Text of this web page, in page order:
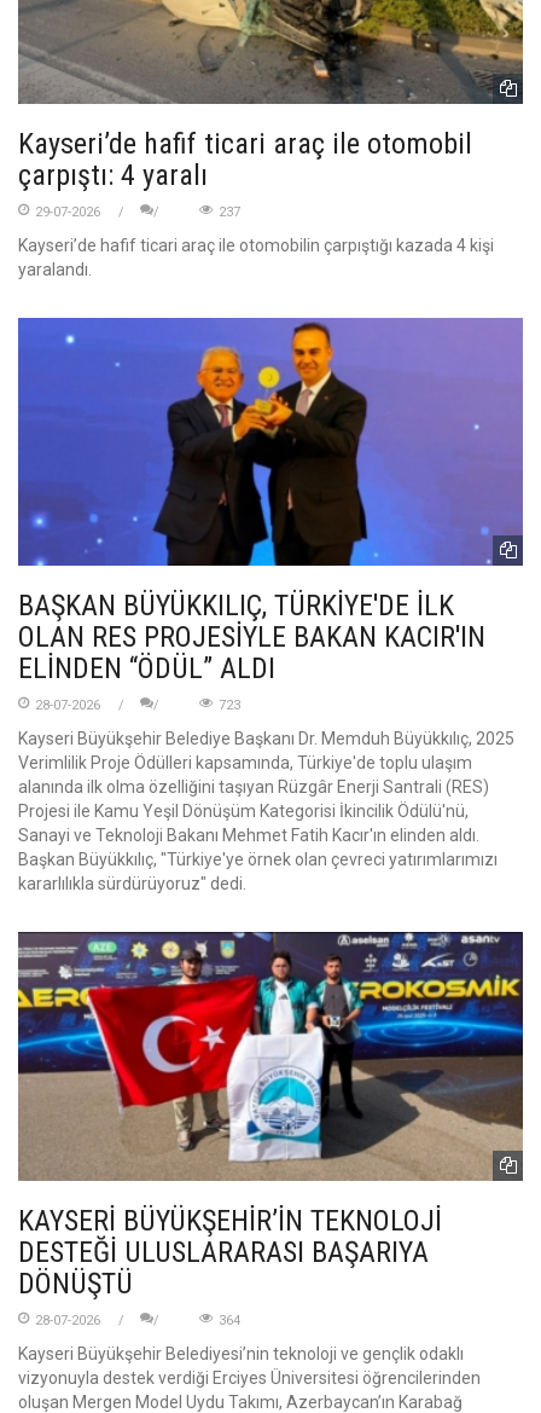
Kayseri’de hafif ticari araç ile otomobil
çarpıştı: 4 yaralı
29-07-2026 237
Kayseri’de hafif ticari araç ile otomobilin çarpıştığı kazada 4 kişi
yaralandı.
BAŞKAN BÜYÜKKILIÇ, TÜRKİYE'DE İLK
OLAN RES PROJESİYLE BAKAN KACIR'IN
ELİNDEN “ÖDÜL” ALDI
28-07-2026 723
Kayseri Büyükşehir Belediye Başkanı Dr. Memduh Büyükkılıç, 2025
Verimlilik Proje Ödülleri kapsamında, Türkiye'de toplu ulaşım
alanında ilk olma özelliğini taşıyan Rüzgâr Enerji Santrali (RES)
Projesi ile Kamu Yeşil Dönüşüm Kategorisi İkincilik Ödülü'nü,
Sanayi ve Teknoloji Bakanı Mehmet Fatih Kacır'ın elinden aldı.
Başkan Büyükkılıç, "Türkiye'ye örnek olan çevreci yatırımlarımızı
kararlılıkla sürdürüyoruz" dedi.
KAYSERİ BÜYÜKŞEHİR’İN TEKNOLOJİ
DESTEĞİ ULUSLARARASI BAŞARIYA
DÖNÜŞTÜ
28-07-2026 364
Kayseri Büyükşehir Belediyesi’nin teknoloji ve gençlik odaklı
vizyonuyla destek verdiği Erciyes Üniversitesi öğrencilerinden
oluşan Mergen Model Uydu Takımı, Azerbaycan’ın Karabağ